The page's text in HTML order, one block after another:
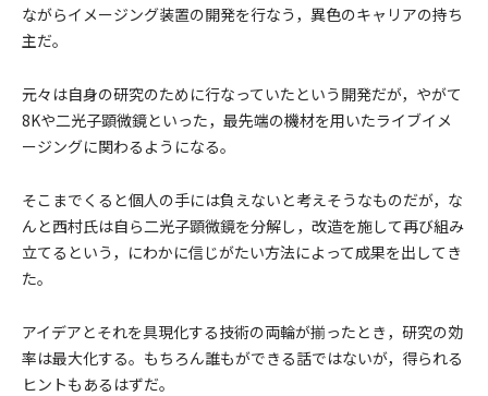
ながらイメージング装置の開発を行なう，異色のキャリアの持ち
主だ。
元々は自身の研究のために行なっていたという開発だが，やがて
8Kや二光子顕微鏡といった，最先端の機材を用いたライブイメ
ージングに関わるようになる。
そこまでくると個人の手には負えないと考えそうなものだが，な
んと西村氏は自ら二光子顕微鏡を分解し，改造を施して再び組み
立てるという，にわかに信じがたい方法によって成果を出してき
た。
アイデアとそれを具現化する技術の両輪が揃ったとき，研究の効
率は最大化する。もちろん誰もができる話ではないが，得られる
ヒントもあるはずだ。